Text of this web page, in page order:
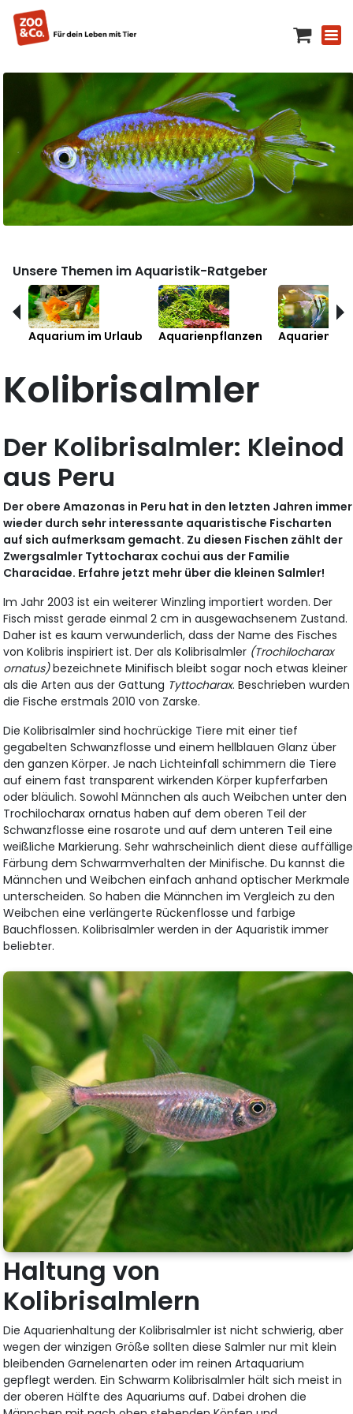
Unsere Themen im Aquaristik-Ratgeber
Aquarium im Urlaub Aquarienpflanzen
Kolibrisalmler
Der Kolibrisalmler: Kleinod
aus Peru
Der obere Amazonas in Peru hat in den letzten Jahren immer
wieder durch sehr interessante aquaristische Fischarten
auf sich aufmerksam gemacht. Zu diesen Fischen zählt der
Zwergsalmler Tyttocharax cochui aus der Familie
Characidae. Erfahre jetzt mehr über die kleinen Salmler!
Im Jahr 2003 ist ein weiterer Winzling importiert worden. Der
Fisch misst gerade einmal 2 cm in ausgewachsenem Zustand.
Daher ist es kaum verwunderlich, dass der Name des Fisches
von Kolibris inspiriert ist. Der als Kolibrisalmler (Trochilocharax
ornatus)bezeichnete Minifisch bleibt sogar noch etwas kleiner
als die Arten aus der Gattung Tyttocharax. Beschrieben wurden
die Fische erstmals 2010 von Zarske.
Die Kolibrisalmler sind hochrückige Tiere mit einer tief
gegabelten Schwanzflosse und einem hellblauen Glanz über
den ganzen Körper. Je nach Lichteinfall schimmern die Tiere
auf einem fast transparent wirkenden Körper kupferfarben
oder bläulich. Sowohl Männchen als auch Weibchen unter den
Trochilocharax ornatus haben auf dem oberen Teil der
Schwanzflosse eine rosarote und auf dem unteren Teil eine
weißliche Markierung. Sehr wahrscheinlich dient diese auffällige
Färbung dem Schwarmverhalten der Minifische. Du kannst die
Männchen und Weibchen einfach anhand optischer Merkmale
unterscheiden. So haben die Männchen im Vergleich zu den
Weibchen eine verlängerte Rückenflosse und farbige
Bauchflossen. Kolibrisalmler werden in der Aquaristik immer
beliebter.
Haltung von
Kolibrisalmlern
Die Aquarienhaltung der Kolibrisalmler ist nicht schwierig, aber
wegen der winzigen Größe sollten diese Salmler nur mit klein
bleibenden Garnelenarten oder im reinen Artaquarium
gepflegt werden. Ein Schwarm Kolibrisalmler hält sich meist in
der oberen Hälfte des Aquariums auf. Dabei drohen die